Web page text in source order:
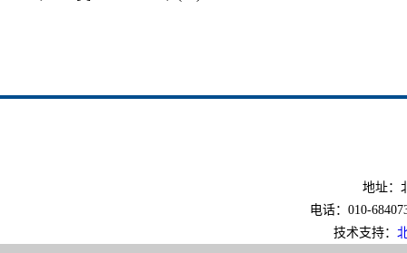
地址：
电话：010-
技术支持：